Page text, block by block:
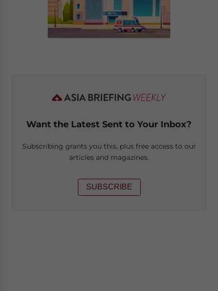
Want the Latest Sent to Your Inbox?
Subscribing grants you this, plus free access to our
articles and magazines.
SUBSCRIBE